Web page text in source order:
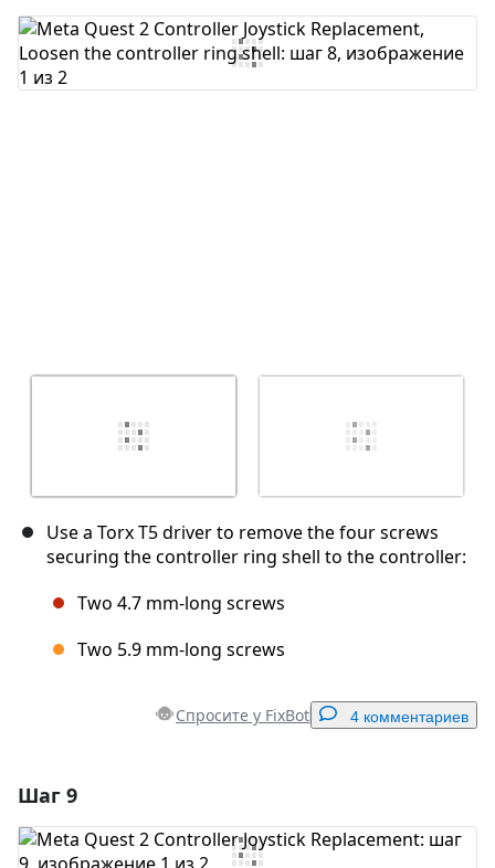
Добавить комментарий
Use a Torx T5 driver to remove the four screws
securing the controller ring shell to the controller:
Two 4.7 mm‑long screws
Two 5.9 mm‑long screws
Спросите у FixBot 4 комментариев
Добавить комментарий
Шаг 9